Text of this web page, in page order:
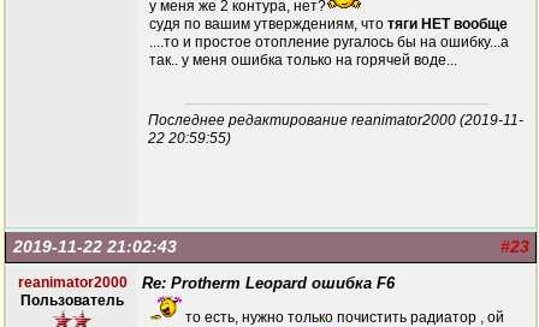
у меня же 2 контура, нет?
судя по вашим утверждениям, что тяги НЕТ вообще
....то и простое отопление ругалось бы на ошибку...а
так.. у меня ошибка только на горячей воде...
Последнее редактирование reanimator2000 (2019-11-
22 20:59:55)
#23
2019-11-22 21:02:43
reanimator2000
Пользователь
Re: Protherm Leopard ошибка F6
то есть, нужно только почистить радиатор , ой